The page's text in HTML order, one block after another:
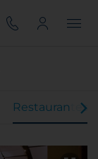
Restaurantes